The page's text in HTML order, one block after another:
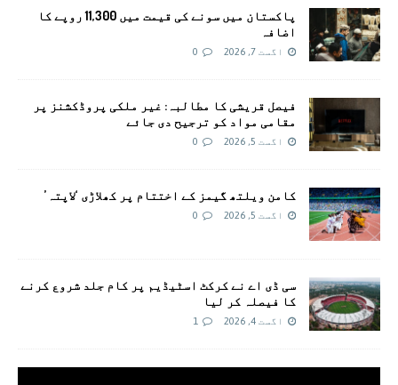
پاکستان میں سونے کی قیمت میں 11,300 روپے کا
اضافہ
اگست 7, 2026 0
فیصل قریشی کا مطالبہ: غیر ملکی پروڈکشنز پر
مقامی مواد کو ترجیح دی جائے
اگست 5, 2026 0
کامن ویلتھ گیمز کے اختتام پر کھلاڑی ‘لاپتہ’
اگست 5, 2026 0
سی ڈی اے نے کرکٹ اسٹیڈیم پر کام جلد شروع کرنے
کا فیصلہ کر لیا
اگست 4, 2026 1